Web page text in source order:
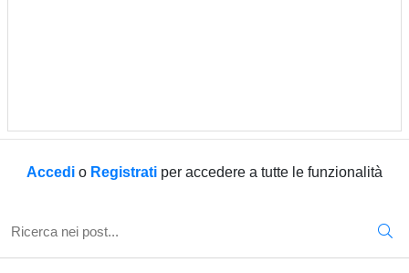
Accedi o Registrati per accedere a tutte le funzionalità